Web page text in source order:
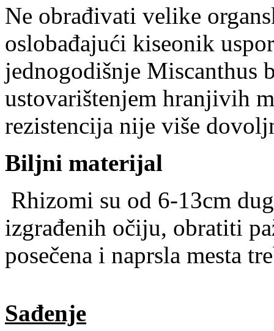
Ne obrađivati velike
oslobađajući kiseonik
jednogodišnje Miscanthus
ustovarištenjem hranjivih
rezistencija nije više
Biljni materijal
Rhizomi su od 6-13cm
izgrađenih očiju, obratiti
posečena i naprsla mesta
Sađenje